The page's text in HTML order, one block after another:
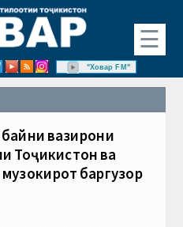
☰
"Ховар FM"
вазирони
Тоҷикистон ва
баргузор